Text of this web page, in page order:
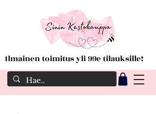
Ilmainen toimitus yli 99e tilauksille!